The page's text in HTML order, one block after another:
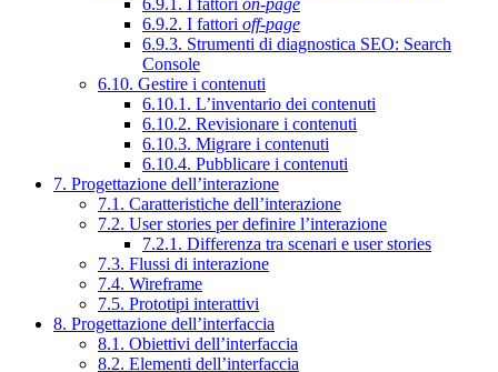
6.9.1. I fattori on-page
6.9.2. I fattori off-page
6.9.3. Strumenti di diagnostica SEO: Search
Console
6.10. Gestire i contenuti
6.10.1. L’inventario dei contenuti
6.10.2. Revisionare i contenuti
6.10.3. Migrare i contenuti
6.10.4. Pubblicare i contenuti
7. Progettazione dell’interazione
7.1. Caratteristiche dell’interazione
7.2. User stories per definire l’interazione
7.2.1. Differenza tra scenari e user stories
7.3. Flussi di interazione
7.4. Wireframe
7.5. Prototipi interattivi
8. Progettazione dell’interfaccia
8.1. Obiettivi dell’interfaccia
8.2. Elementi dell’interfaccia